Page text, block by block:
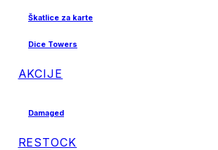
Škatlice za karte
Dice Towers
AKCIJE
Damaged
RESTOCK